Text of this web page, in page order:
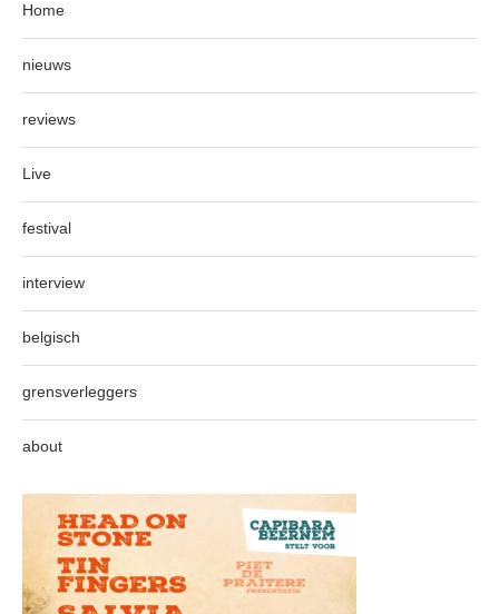
Home
nieuws
reviews
Live
festival
interview
belgisch
grensverleggers
about